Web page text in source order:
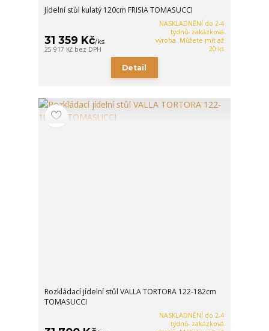
Jídelní stůl kulatý 120cm FRISIA TOMASUCCI
31 359 Kč/ks
25 917 Kč bez DPH
NASKLADNĚNÍ do 2-4
týdnů- zakázková
výroba. Můžete mít až
20 ks
Detail
Rozkládací jídelní stůl VALLA TORTORA 122-182cm
TOMASUCCI
NASKLADNĚNÍ do 2-4
týdnů- zakázková